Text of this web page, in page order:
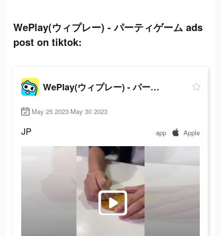
WePlay(ウィプレー) - パーティゲーム ads
post on tiktok:
WePlay(ウィプレー) - パーティゲーム
May 25 2023-May 30 2023
JP app Apple